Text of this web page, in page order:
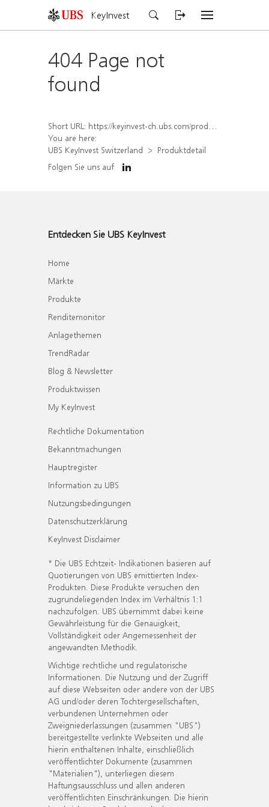
KeyInvest
404 Page not
found
Short URL: https://keyinvest-ch.ubs.com/produkt/detail/index/isin/CH1570485131
You are here:
UBS KeyInvest Switzerland
Produktdetail
Folgen Sie uns auf
Entdecken Sie UBS KeyInvest
Home
Märkte
Produkte
Renditemonitor
Anlagethemen
TrendRadar
Blog & Newsletter
Produktwissen
My KeyInvest
Rechtliche Dokumentation
Bekanntmachungen
Hauptregister
Information zu UBS
Nutzungsbedingungen
Datenschutzerklärung
KeyInvest Disclaimer
* Die UBS Echtzeit- Indikationen basieren auf
Quotierungen von UBS emittierten Index-
Produkten. Diese Produkte versuchen den
zugrundeliegenden Index im Verhältnis 1:1
nachzufolgen. UBS übernimmt dabei keine
Gewährleistung für die Genauigkeit,
Vollständigkeit oder Angemessenheit der
angewandten Methodik.
Wichtige rechtliche und regulatorische
Informationen. Die Nutzung und der Zugriff
auf diese Webseiten oder andere von der UBS
AG und/oder deren Tochtergesellschaften,
verbundenen Unternehmen oder
Zweigniederlassungen (zusammen "UBS")
bereitgestellte verlinkte Webseiten und alle
hierin enthaltenen Inhalte, einschließlich
veröffentlichter Dokumente (zusammen
"Materialien"), unterliegen diesem
Haftungsausschluss und allen anderen
veröffentlichten Einschränkungen. Die hierin